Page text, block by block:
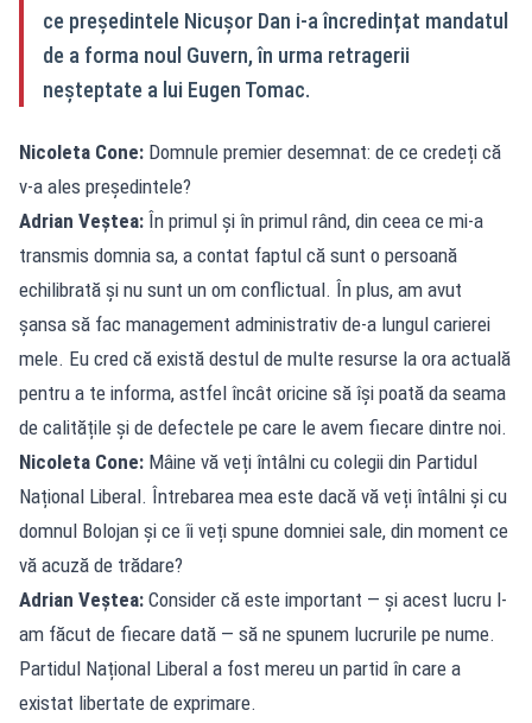
ce președintele Nicușor Dan i-a încredințat mandatul
de a forma noul Guvern, în urma retragerii
neșteptate a lui Eugen Tomac.
Nicoleta Cone: Domnule premier desemnat: de ce credeți că
v-a ales președintele?
Adrian Veștea: În primul și în primul rând, din ceea ce mi-a
transmis domnia sa, a contat faptul că sunt o persoană
echilibrată și nu sunt un om conflictual. În plus, am avut
șansa să fac management administrativ de-a lungul carierei
mele. Eu cred că există destul de multe resurse la ora actuală
pentru a te informa, astfel încât oricine să își poată da seama
de calitățile și de defectele pe care le avem fiecare dintre noi.
Nicoleta Cone: Mâine vă veți întâlni cu colegii din Partidul
Național Liberal. Întrebarea mea este dacă vă veți întâlni și cu
domnul Bolojan și ce îi veți spune domniei sale, din moment ce
vă acuză de trădare?
Adrian Veștea: Consider că este important — și acest lucru l-
am făcut de fiecare dată — să ne spunem lucrurile pe nume.
Partidul Național Liberal a fost mereu un partid în care a
existat libertate de exprimare.